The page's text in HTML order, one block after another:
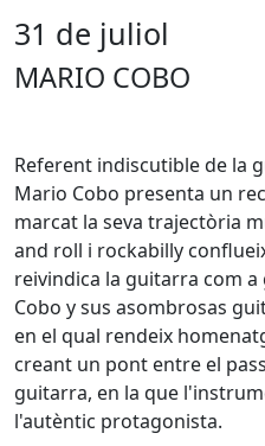
31 de juliol
MARIO COBO
Referent indiscutible de la
Mario Cobo presenta un
marcat la seva trajectòria
and roll i rockabilly
reivindica la guitarra com
Cobo y sus asombrosas
en el qual rendeix
creant un pont entre el
guitarra, en la que
l'autèntic protagonista.